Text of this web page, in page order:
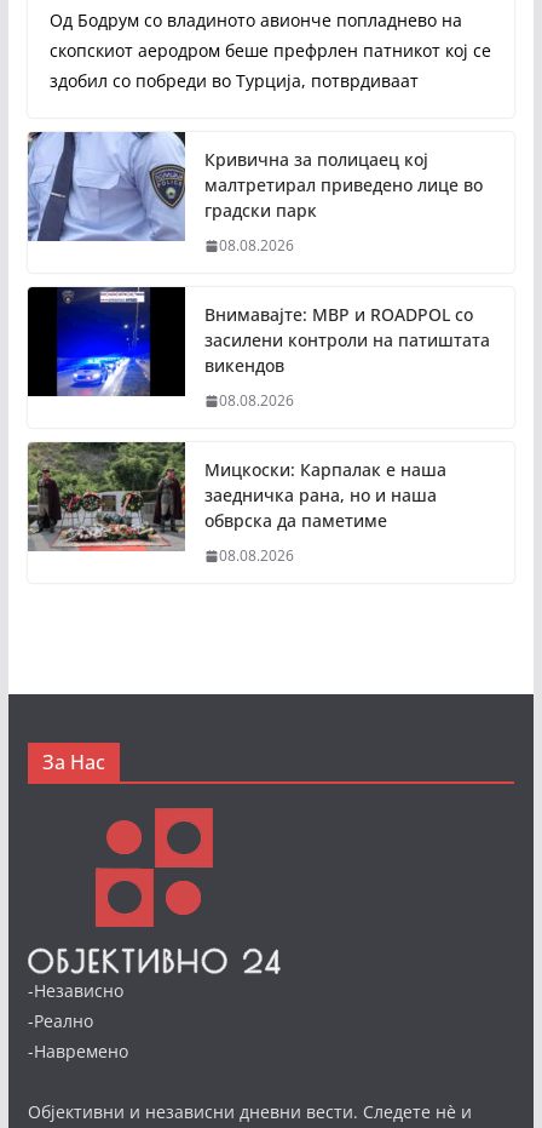
Од Бодрум со владиното авионче попладнево на
скопскиот аеродром беше префрлен патникот кој се
здобил со побреди во Турција, потврдиваат
Кривична за полицаец кој
малтретирал приведено лице во
градски парк
08.08.2026
Внимавајте: МВР и ROADPOL со
засилени контроли на патиштата
викендов
08.08.2026
Мицкоски: Карпалак е наша
заедничка рана, но и наша
обврска да паметиме
08.08.2026
За Нас
-Независно
-Реално
-Навремено
Објективни и независни дневни вести. Следете нè и